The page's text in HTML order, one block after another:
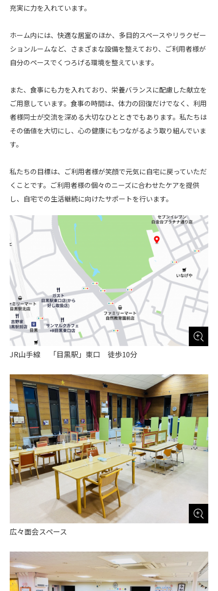
充実に力を入れています。
ホーム内には、快適な居室のほか、多目的スペースやリラクゼー
ションルームなど、さまざまな設備を整えており、ご利用者様が
自分のペースでくつろげる環境を整えています。
また、食事にも力を入れており、栄養バランスに配慮した献立を
ご用意しています。食事の時間は、体力の回復だけでなく、利用
者様同士が交流を深める大切なひとときでもあります。私たちは
その価値を大切にし、心の健康にもつながるよう取り組んでいま
す。
私たちの目標は、ご利用者様が笑顔で元気に自宅に戻っていただ
くことです。ご利用者様の個々のニーズに合わせたケアを提供
し、自宅での生活継続に向けたサポートを行います。
JR山手線 「目黒駅」東口 徒歩10分
広々面会スペース